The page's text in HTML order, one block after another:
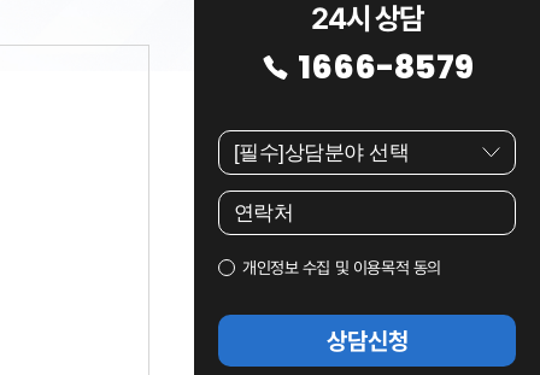
24시 상담
1666-8579
개인정보 수집 및 이용목적 동의
상담신청